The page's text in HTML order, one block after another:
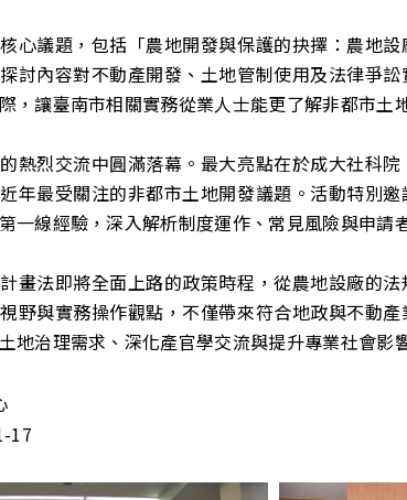
心議題，包括「農地開發與保護的抉擇：農地
討內容對不動產開發、土地管制使用及法律爭
，讓臺南市相關實務從業人士能更了解非都市
熱烈交流中圓滿落幕。最大亮點在於成大社科
年最受關注的非都市土地開發議題。活動特別
一線經驗，深入解析制度運作、常見風險與申請
畫法即將全面上路的政策時程，從農地設廠的
野與實務操作觀點，不僅帶來符合地政與不動
地治理需求、深化產官學交流與提升專業社會影
17